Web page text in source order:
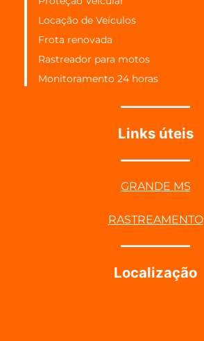
Locação de Veículos
Frota renovada
Rastreador para motos
Monitoramento 24 horas
Links úteis
GRANDE MS
RASTREAMENTO
Localização